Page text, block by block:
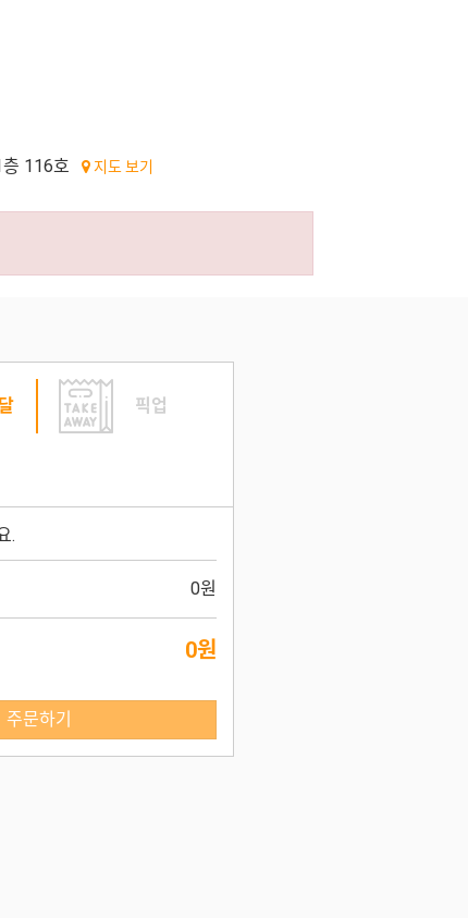
116호 지도 보기
픽업
.
0원
0원
주문하기